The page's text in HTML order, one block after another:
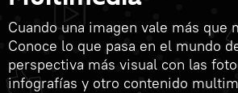
Cuando una imagen vale más que
Conoce lo que pasa en el mundo
perspectiva más visual con las
infografías y otro contenido